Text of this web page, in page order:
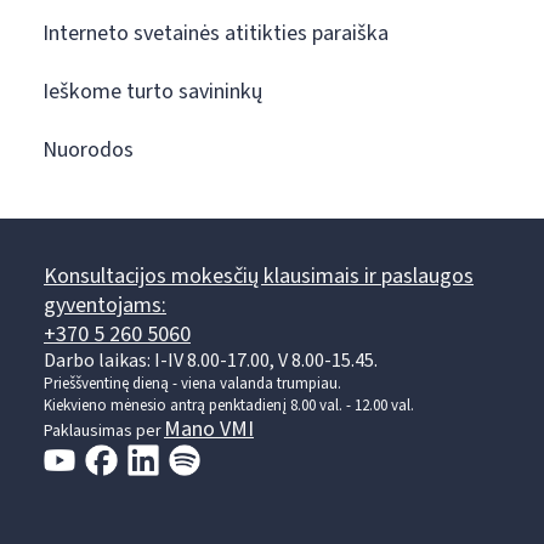
Interneto svetainės atitikties paraiška
Ieškome turto savininkų
Nuorodos
Konsultacijos mokesčių klausimais ir paslaugos
gyventojams:
+370 5 260 5060
Darbo laikas: I-IV 8.00-17.00, V 8.00-15.45.
Prieššventinę dieną - viena valanda trumpiau.
Kiekvieno mėnesio antrą penktadienį 8.00 val. - 12.00 val.
Paklausimas per Mano VMI